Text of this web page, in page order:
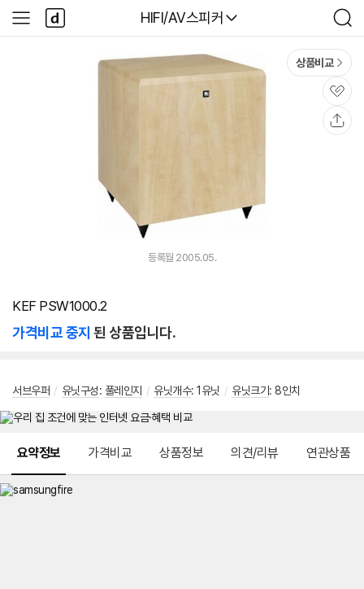
다나와
HIFI/AV스피커
검
색
사
이
다
나
와
상품비교
관
심
등록월 2005.05.
KEF PSW1000.2
가격비교 중지 된 상품입니다.
서브우퍼 / 유닛구성: 풀레인지 / 유닛개수: 1유닛 / 유닛크기 : 8인치
요약정보 가격비교 상품정보 의견/리뷰 연관상품